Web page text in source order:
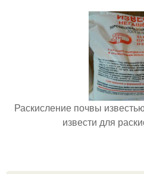
Раскисление почвы
извести для